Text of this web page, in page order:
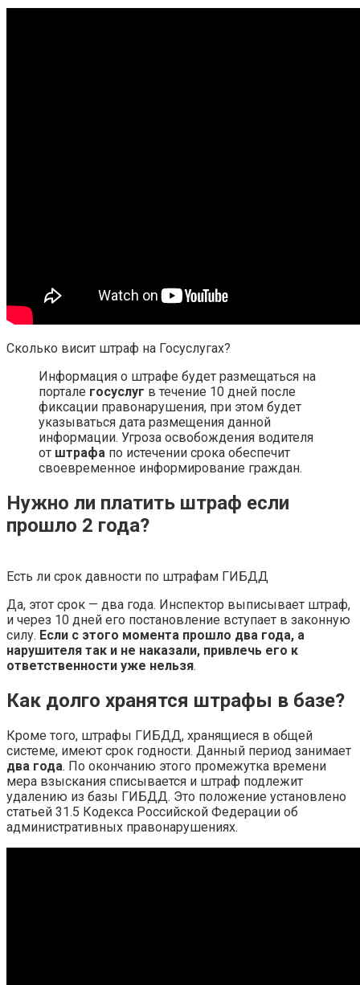
Сколько висит штраф на Госуслугах?
Информация о штрафе будет размещаться на
портале госуслуг в течение 10 дней после
фиксации правонарушения, при этом будет
указываться дата размещения данной
информации. Угроза освобождения водителя
от штрафа по истечении срока обеспечит
своевременное информирование граждан.
Нужно ли платить штраф если
прошло 2 года?
Есть ли срок давности по штрафам ГИБДД
Да, этот срок — два года. Инспектор выписывает штраф,
и через 10 дней его постановление вступает в законную
силу. Если с этого момента прошло два года, а
нарушителя так и не наказали, привлечь его к
ответственности уже нельзя.
Как долго хранятся штрафы в базе?
Кроме того, штрафы ГИБДД, хранящиеся в общей
системе, имеют срок годности. Данный период занимает
два года. По окончанию этого промежутка времени
мера взыскания списывается и штраф подлежит
удалению из базы ГИБДД. Это положение установлено
статьей 31.5 Кодекса Российской Федерации об
административных правонарушениях.